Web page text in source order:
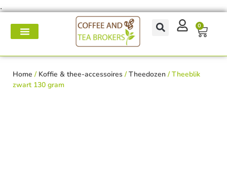
.
0
Home / Koffie & thee-accessoires /Theedozen / Theeblik
zwart 130 gram